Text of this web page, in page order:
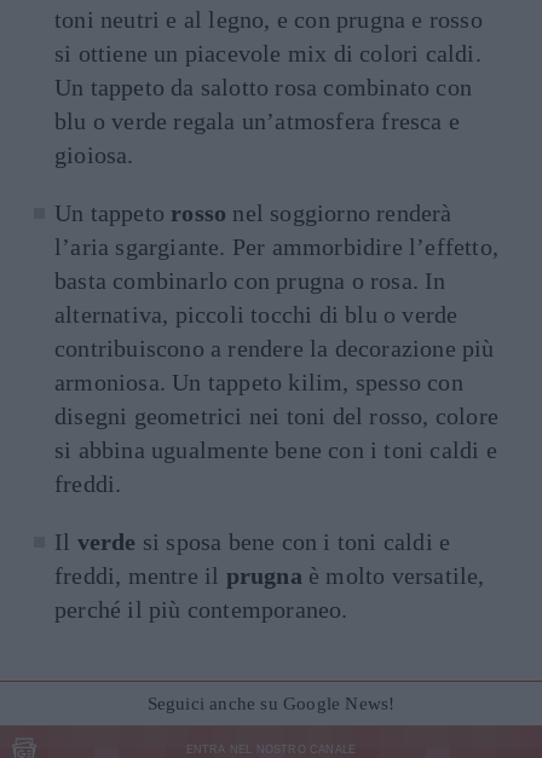
toni neutri e al legno, e con prugna e rosso
si ottiene un piacevole mix di colori caldi.
Un tappeto da salotto rosa combinato con
blu o verde regala un’atmosfera fresca e
gioiosa.
Un tappeto rosso nel soggiorno renderà
l’aria sgargiante. Per ammorbidire l’effetto,
basta combinarlo con prugna o rosa. In
alternativa, piccoli tocchi di blu o verde
contribuiscono a rendere la decorazione più
armoniosa. Un tappeto kilim, spesso con
disegni geometrici nei toni del rosso, colore
si abbina ugualmente bene con i toni caldi e
freddi.
Il verde si sposa bene con i toni caldi e
freddi, mentre il prugna è molto versatile,
perché il più contemporaneo.
Seguici anche su Google News!
ENTRA NEL NOSTRO CANALE